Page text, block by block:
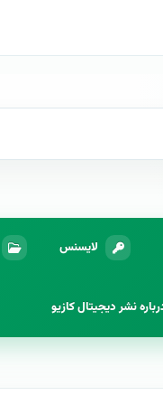
لایسنس
نشر دیجیتال کازیو